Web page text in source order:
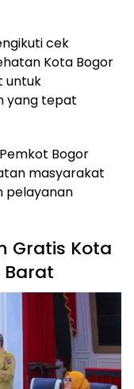
cek
Kota Bogor
untuk
yang tepat
Bogor
masyarakat
pelayanan
Gratis Kota
Barat